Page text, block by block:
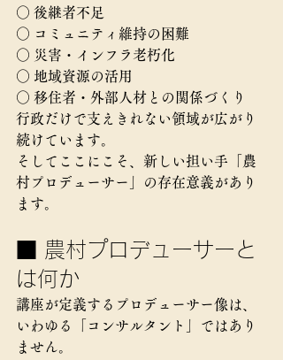
○ 後継者不足
○ コミュニティ維持の困難
○ 災害・インフラ老朽化
○ 地域資源の活用
○ 移住者・外部人材との関係づくり
行政だけで支えきれない領域が広がり
続けています。
そしてここにこそ、新しい担い手「農
村プロデューサー」の存在意義があり
ます。
■ 農村プロデューサーと
は何か
講座が定義するプロデューサー像は、
いわゆる「コンサルタント」ではあり
ません。